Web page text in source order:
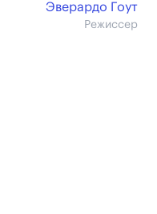
Эверардо Гоут
Режиссер